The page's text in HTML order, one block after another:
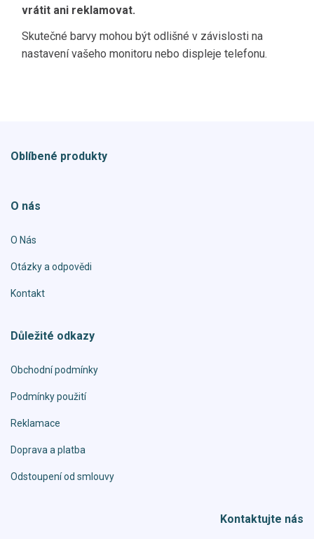
vrátit ani reklamovat.
Skutečné barvy mohou být odlišné v závislosti na
nastavení vašeho monitoru nebo displeje telefonu.
Oblíbené produkty
O nás
O Nás
Otázky a odpovědi
Kontakt
Důležité odkazy
Obchodní podmínky
Podmínky použití
Reklamace
Doprava a platba
Odstoupení od smlouvy
Kontaktujte nás